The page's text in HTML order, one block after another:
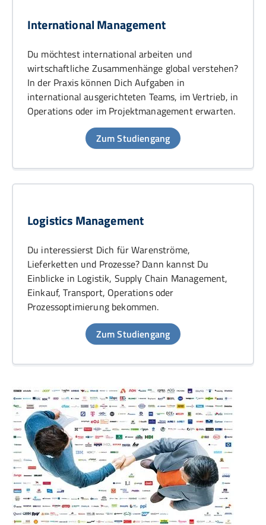
International Management
Du möchtest international arbeiten und
wirtschaftliche Zusammenhänge global verstehen?
In der Praxis können Dich Aufgaben in
international ausgerichteten Teams, im Vertrieb, in
Operations oder im Projektmanagement erwarten.
Zum Studiengang
Logistics Management
Du interessierst Dich für Warenströme,
Lieferketten und Prozesse? Dann kannst Du
Einblicke in Logistik, Supply Chain Management,
Einkauf, Transport, Operations oder
Prozessoptimierung bekommen.
Zum Studiengang